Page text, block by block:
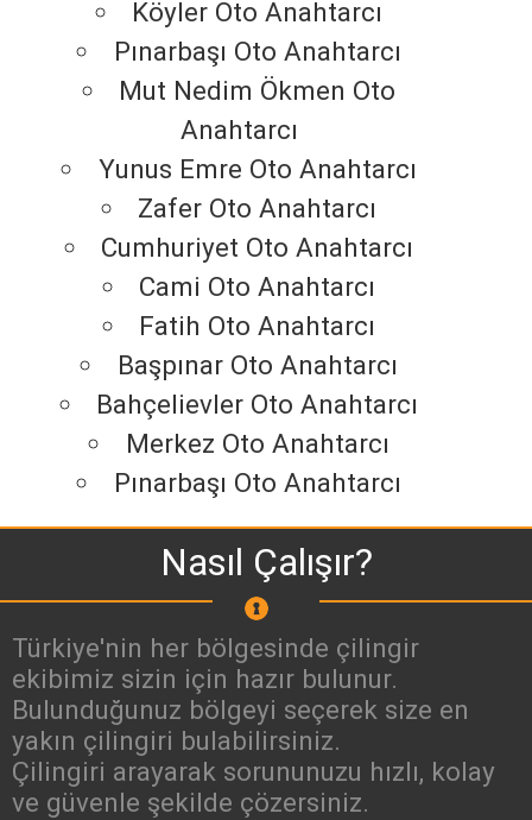
Köyler Oto Anahtarcı
Pınarbaşı Oto Anahtarcı
Mut Nedim Ökmen Oto
Anahtarcı
Yunus Emre Oto Anahtarcı
Zafer Oto Anahtarcı
Cumhuriyet Oto Anahtarcı
Cami Oto Anahtarcı
Fatih Oto Anahtarcı
Başpınar Oto Anahtarcı
Bahçelievler Oto Anahtarcı
Merkez Oto Anahtarcı
Pınarbaşı Oto Anahtarcı
Nasıl Çalışır?
Türkiye'nin her bölgesinde çilingir
ekibimiz sizin için hazır bulunur.
Bulunduğunuz bölgeyi seçerek size en
yakın çilingiri bulabilirsiniz.
Çilingiri arayarak sorununuzu hızlı, kolay
ve güvenle şekilde çözersiniz.